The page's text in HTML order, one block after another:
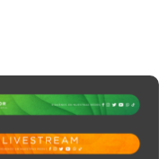
Comprar